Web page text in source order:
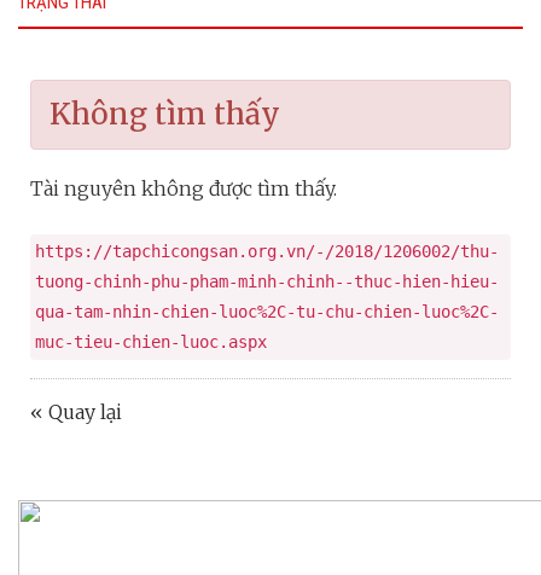
Không tìm thấy
Tài nguyên không được tìm thấy.
https://tapchicongsan.org.vn/-/2018/1206002/thu-
tuong-chinh-phu-pham-minh-chinh--thuc-hien-hieu-
qua-tam-nhin-chien-luoc%2C-tu-chu-chien-luoc%2C-
muc-tieu-chien-luoc.aspx
« Quay lại